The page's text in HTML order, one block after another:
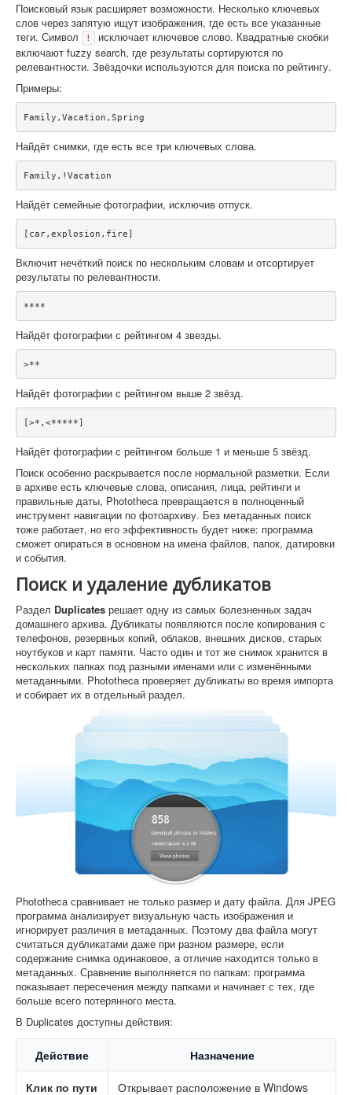
Поисковый язык расширяет возможности. Несколько ключевых
слов через запятую ищут изображения, где есть все указанные
теги. Символ
!
исключает ключевое слово. Квадратные скобки
включают fuzzy search, где результаты сортируются по
релевантности. Звёздочки используются для поиска по рейтингу.
Примеры:
Family,Vacation,Spring
Найдёт снимки, где есть все три ключевых слова.
Family,!Vacation
Найдёт семейные фотографии, исключив отпуск.
[car,explosion,fire]
Включит нечёткий поиск по нескольким словам и отсортирует
результаты по релевантности.
****
Найдёт фотографии с рейтингом 4 звезды.
>**
Найдёт фотографии с рейтингом выше 2 звёзд.
[>*,<*****]
Найдёт фотографии с рейтингом больше 1 и меньше 5 звёзд.
Поиск особенно раскрывается после нормальной разметки. Если
в архиве есть ключевые слова, описания, лица, рейтинги и
правильные даты, Phototheca превращается в полноценный
инструмент навигации по фотоархиву. Без метаданных поиск
тоже работает, но его эффективность будет ниже: программа
сможет опираться в основном на имена файлов, папок, датировки
и события.
Поиск и удаление дубликатов
Раздел Duplicates решает одну из самых болезненных задач
домашнего архива. Дубликаты появляются после копирования с
телефонов, резервных копий, облаков, внешних дисков, старых
ноутбуков и карт памяти. Часто один и тот же снимок хранится в
нескольких папках под разными именами или с изменёнными
метаданными. Phototheca проверяет дубликаты во время импорта
и собирает их в отдельный раздел.
Phototheca сравнивает не только размер и дату файла. Для JPEG
программа анализирует визуальную часть изображения и
игнорирует различия в метаданных. Поэтому два файла могут
считаться дубликатами даже при разном размере, если
содержание снимка одинаковое, а отличие находится только в
метаданных. Сравнение выполняется по папкам: программа
показывает пересечения между папками и начинает с тех, где
больше всего потерянного места.
В Duplicates доступны действия:
Действие Назначение
Клик по пути Открывает расположение в Windows